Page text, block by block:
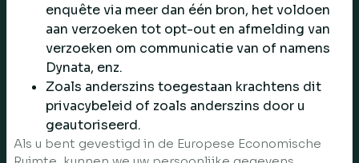
enquête via meer dan één bron, het voldoen
aan verzoeken tot opt-out en afmelding van
verzoeken om communicatie van of namens
Dynata, enz.
Zoals anderszins toegestaan krachtens dit
privacybeleid of zoals anderszins door u
geautoriseerd.
Als u bent gevestigd in de Europese Economische